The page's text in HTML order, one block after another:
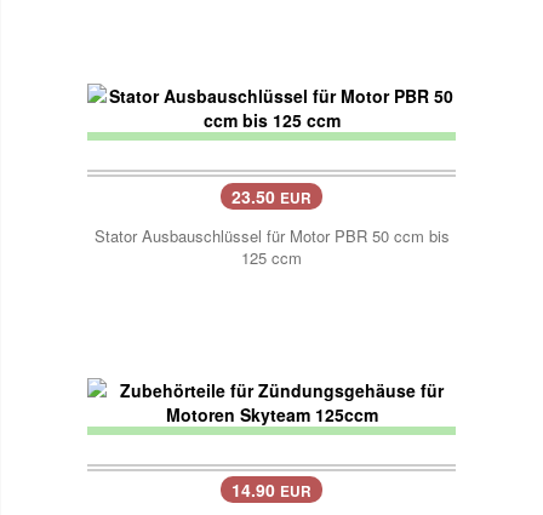
23.50 EUR
Stator Ausbauschlüssel für Motor PBR 50 ccm bis
125 ccm
14.90 EUR